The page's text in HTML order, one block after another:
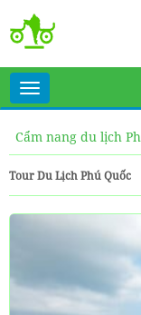
Toggle
navigation
Cẩm nang du lịch
Tour Du Lịch Phú Quốc